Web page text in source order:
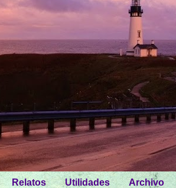
Relatos Utilidades Archivo